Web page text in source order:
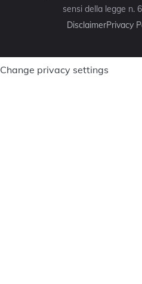
sensi della legge n.
DisclaimerPrivacy
Change privacy settings